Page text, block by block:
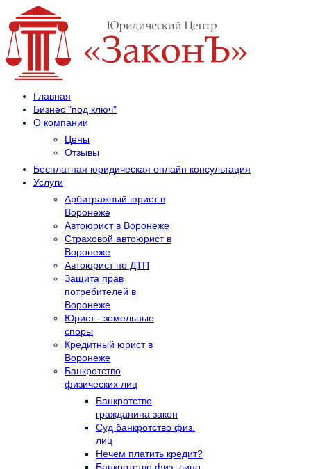
Главная
Бизнес "под ключ"
О компании
Цены
Отзывы
Бесплатная юридическая онлайн консультация
Услуги
Арбитражный юрист в
Воронеже
Автоюрист в Воронеже
Страховой автоюрист в
Воронеже
Автоюрист по ДТП
Защита прав
потребителей в
Воронеже
Юрист - земельные
споры
Кредитный юрист в
Воронеже
Банкротство
физических лиц
Банкротство
гражданина закон
Суд банкротство физ.
лиц
Нечем платить кредит?